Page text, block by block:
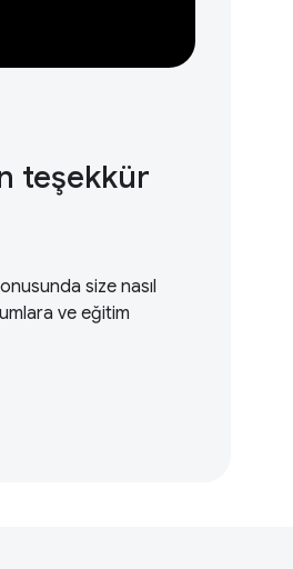
teşekkür
size nasıl
ve eğitim